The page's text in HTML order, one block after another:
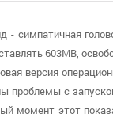
- симпатичная
603MB,
версия
проблемы с
момент этот